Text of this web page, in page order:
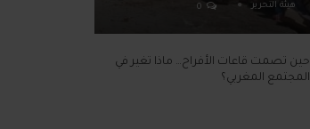
هيئة التحرير
حين تصمت قاعات الأفراح… ماذا تغير في
المجتمع المغربي؟